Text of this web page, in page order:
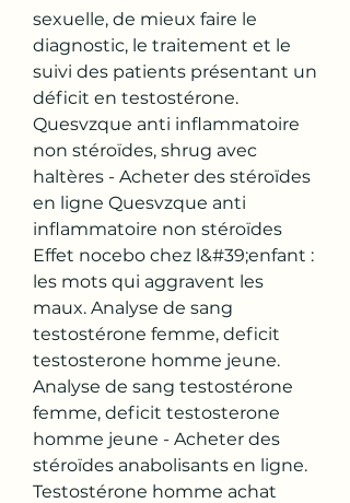
sexuelle, de mieux faire le
diagnostic, le traitement et le
suivi des patients présentant un
déficit en testostérone.
Quesvzque anti inflammatoire
non stéroïdes, shrug avec
haltères - Acheter des stéroïdes
en ligne Quesvzque anti
inflammatoire non stéroïdes
Effet nocebo chez l&#39;enfant :
les mots qui aggravent les
maux. Analyse de sang
testostérone femme, deficit
testosterone homme jeune.
Analyse de sang testostérone
femme, deficit testosterone
homme jeune - Acheter des
stéroïdes anabolisants en ligne.
Testostérone homme achat